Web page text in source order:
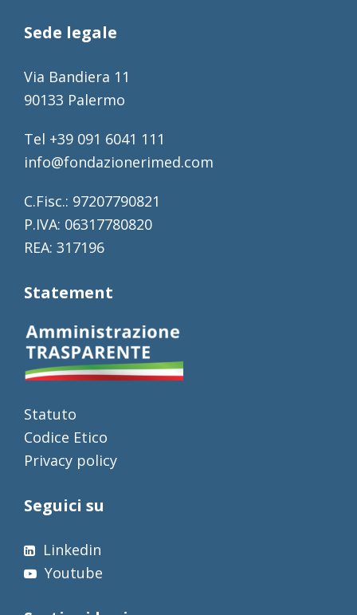
Sede legale
Via Bandiera 11
90133 Palermo
Tel +39 091 6041 111
info@fondazionerimed.com
C.Fisc.: 97207790821
P.IVA: 06317780820
REA: 317196
Statement
Statuto
Codice Etico
Privacy policy
Seguici su
Linkedin
Youtube